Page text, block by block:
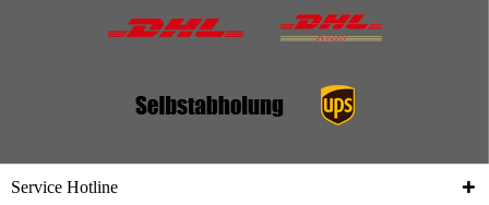
Service Hotline